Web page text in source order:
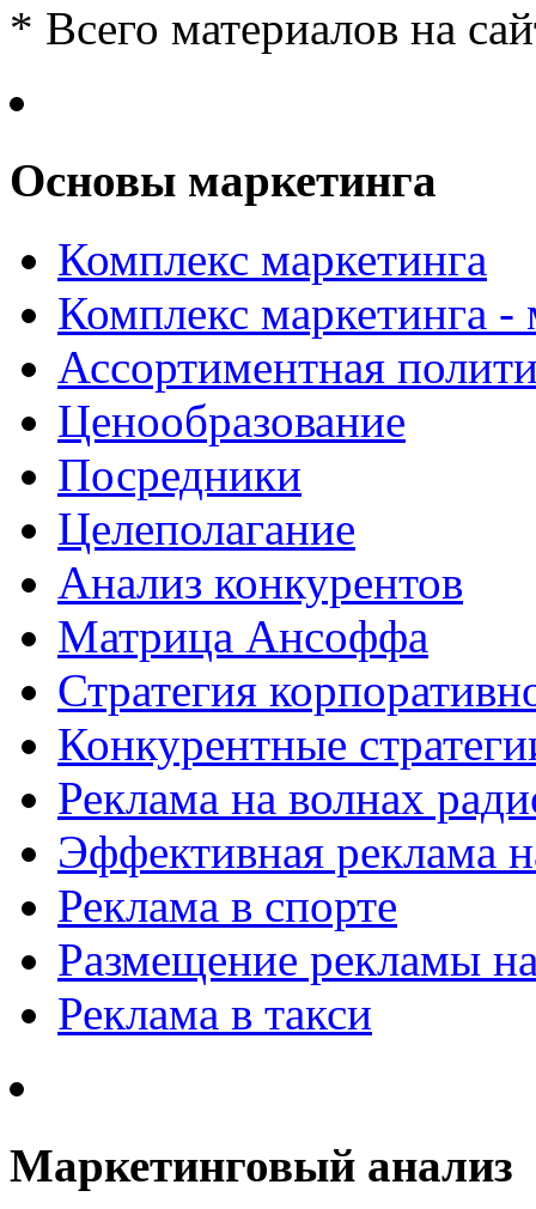
* Всего материалов на
Основы маркетинга
Комплекс маркетинга
Комплекс маркетинга
Ассортиментная
Ценообразование
Посредники
Целеполагание
Анализ конкурентов
Матрица Ансоффа
Стратегия
Конкурентные
Реклама на волнах
Эффективная реклама
Реклама в спорте
Размещение рекламы
Реклама в такси
Маркетинговый анализ